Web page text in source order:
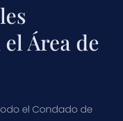
Área de
el Condado de